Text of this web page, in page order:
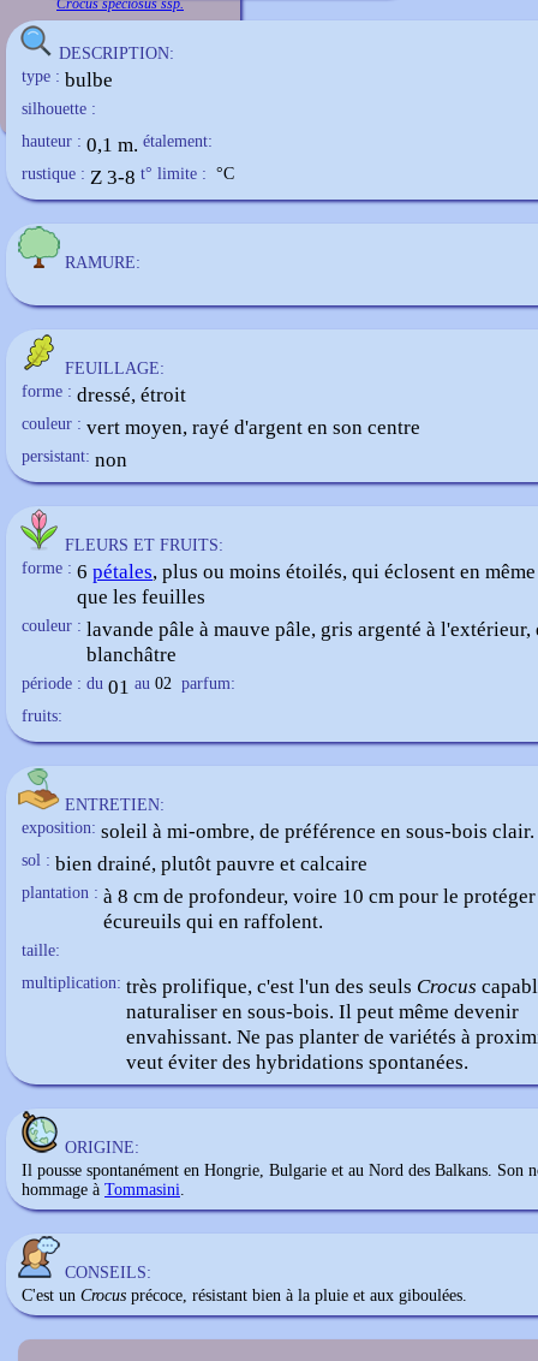
Crocus speciosus ssp.
DESCRIPTION:
type : bulbe
silhouette :
hauteur : 0,1 m. étalement:
rustique : Z 3-8 t° limite : °C
RAMURE:
FEUILLAGE:
forme : dressé, étroit
couleur : vert moyen, rayé d'argent en son centre
persistant: non
FLEURS ET FRUITS:
forme : 6 pétales, plus ou moins étoilés, qui éclosent en
que les feuilles
couleur : lavande pâle à mauve pâle, gris argenté à l'extérieur,
blanchâtre
période : du 01 au 02 parfum:
fruits:
ENTRETIEN:
exposition: soleil à mi-ombre, de préférence en sous-bois clair.
sol : bien drainé, plutôt pauvre et calcaire
plantation : à 8 cm de profondeur, voire 10 cm pour le protéger
écureuils qui en raffolent.
taille:
multiplication: très prolifique, c'est l'un des seuls Crocus
naturaliser en sous-bois. Il peut même devenir
envahissant. Ne pas planter de variétés à
veut éviter des hybridations spontanées.
ORIGINE:
Il pousse spontanément en Hongrie, Bulgarie et au Nord des Balkans. Son
hommage à Tommasini.
CONSEILS:
C'est un Crocus précoce, résistant bien à la pluie et aux giboulées.